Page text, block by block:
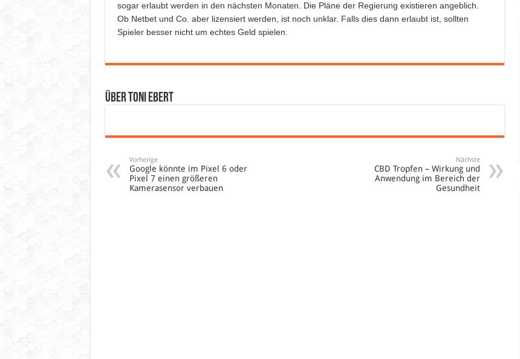
sogar erlaubt werden in den nächsten Monaten. Die Pläne der Regierung existieren angeblich.
Ob Netbet und Co. aber lizensiert werden, ist noch unklar. Falls dies dann erlaubt ist, sollten
Spieler besser nicht um echtes Geld spielen.
Über Toni Ebert
Vorherige
Google könnte im Pixel 6 oder
Pixel 7 einen größeren
Kamerasensor verbauen
Nächste
CBD Tropfen – Wirkung und
Anwendung im Bereich der
Gesundheit